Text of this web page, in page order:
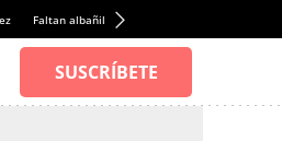
Faltan albañiles